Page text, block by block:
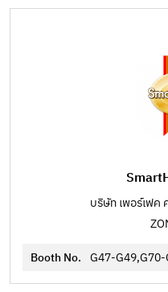
บริษัท เพอร์เฟค
Booth No. G47-